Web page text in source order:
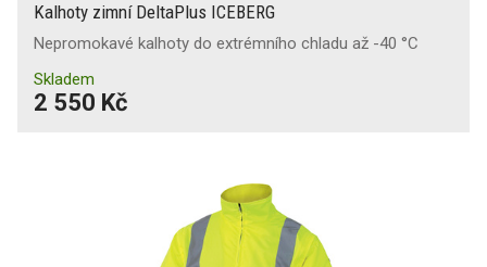
Kalhoty zimní DeltaPlus ICEBERG
Nepromokavé kalhoty do extrémního chladu až -40 °C
Skladem
2 550 Kč